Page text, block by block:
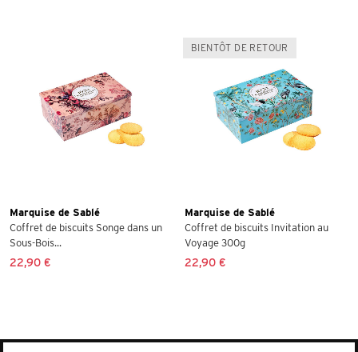
Marquise de Sablé
Coffret de biscuits Songe dans un
Sous-Bois...
22,90 €
BIENTÔT DE RETOUR
Marquise de Sablé
Coffret de biscuits Invitation au
Voyage 300g
22,90 €